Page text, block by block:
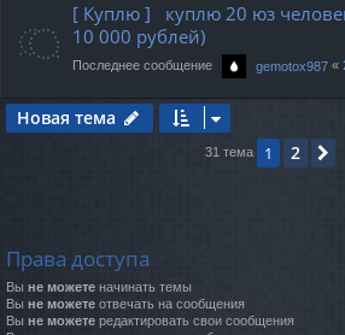
[ Куплю ] куплю 20 юз
10 000 рублей)
Последнее сообщение gemotox987 «
Новая тема
31 тема 1 2
Права доступа
Вы не можете начинать темы
Вы не можете отвечать на сообщения
Вы не можете редактировать свои сообщения